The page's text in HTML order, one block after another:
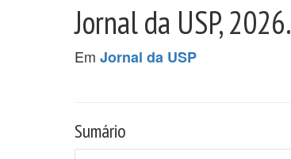
Jornal da USP, 2026.
Em Jornal da USP
Sumário